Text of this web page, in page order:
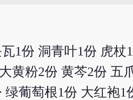
1份 洞青叶1份 虎
黄粉2份 黄芩2份 五
葡萄根1份 大红袍1